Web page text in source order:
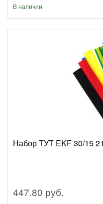
В наличии
Набор ТУТ EKF 30/15
447.80 руб.